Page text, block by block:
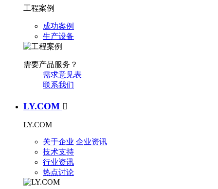
工程案例
成功案例
生产设备
需要产品服务？
需求意见表
联系我们
LY.COM 
LY.COM
关于企业 企业资讯
技术支持
行业资讯
热点讨论